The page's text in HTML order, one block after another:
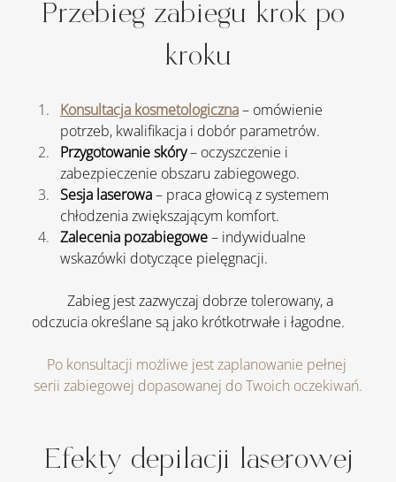
Przebieg zabiegu krok po
kroku
Konsultacja kosmetologiczna – omówienie
potrzeb, kwalifikacja i dobór parametrów.
Przygotowanie skóry – oczyszczenie i
zabezpieczenie obszaru zabiegowego.
Sesja laserowa – praca głowicą z systemem
chłodzenia zwiększającym komfort.
Zalecenia pozabiegowe – indywidualne
wskazówki dotyczące pielęgnacji.
odczucia określane są jako krótkotrwałe i łagodne.
Po konsultacji możliwe jest zaplanowanie pełnej
serii zabiegowej dopasowanej do Twoich oczekiwań.
Efekty depilacji laserowej